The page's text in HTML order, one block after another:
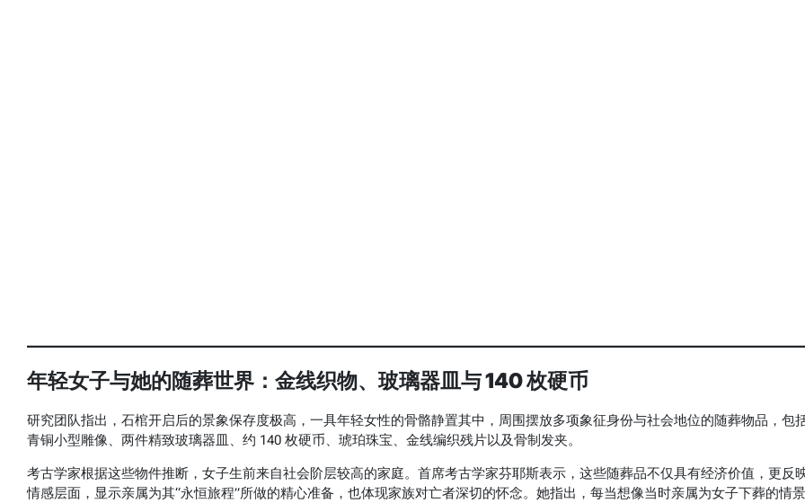
年轻女子与她的随葬世界：金线织物、玻璃器皿与 140 枚硬币
研究团队指出，石棺开启后的景象保存度极高，一具年轻女性的骨骼静置其中，周围摆放多项象征身份与社会地位的随葬物品，包
青铜小型雕像、两件精致玻璃器皿、约 140 枚硬币、琥珀珠宝、金线编织残片以及骨制发夹。
考古学家根据这些物件推断，女子生前来自社会阶层较高的家庭。首席考古学家芬耶斯表示，这些随葬品不仅具有经济价值，更反
情感层面，显示亲属为其“永恒旅程”所做的精心准备，也体现家族对亡者深切的怀念。她指出，每当想像当时亲属为女子下葬的情